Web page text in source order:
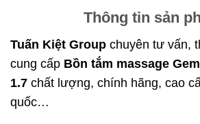
Thông tin sản
Tuấn Kiệt Group chuyên tư vấn,
cung cấp Bồn tắm massage
1.7 chất lượng, chính hãng, cao
quốc…